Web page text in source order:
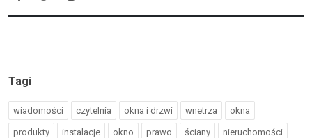
Tagi
wiadomości czytelnia okna i drzwi wnetrza okna
produkty instalacje okno prawo ściany nieruchomości